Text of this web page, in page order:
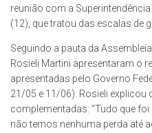
reunião com a
(12), que tratou das escalas de
Seguindo a pauta da
Rosieli Martini apresentaram o
apresentadas pelo Governo
21/05 e 11/06). Rosieli
complementadas: “Tudo que
não temos nenhuma perda até